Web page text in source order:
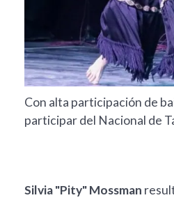
Con alta participación de
participar del Nacional de
Silvia "Pity" Mossman